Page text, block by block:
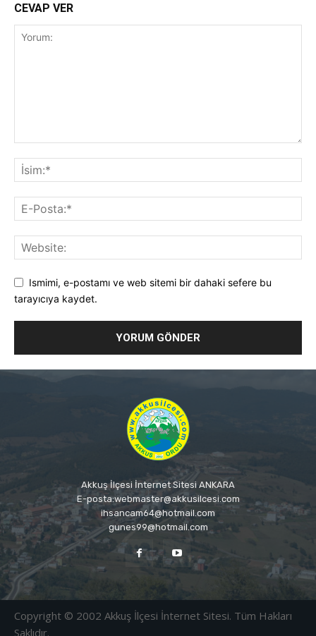
CEVAP VER
Ismimi, e-postamı ve web sitemi bir dahaki sefere bu
tarayıcıya kaydet.
Akkuş İlçesi İnternet Sitesi ANKARA
E-posta:webmaster@akkusilcesi.com
ihsancam64@hotmail.com
gunes99@hotmail.com
Copyright © 2002 Akkuş İlçesi İnternet Sitesi. Tüm Hakları
Saklıdır.